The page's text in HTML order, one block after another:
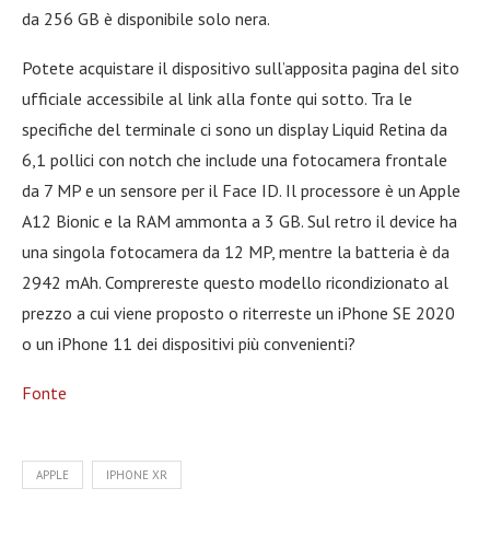
da 256 GB è disponibile solo nera.
Potete acquistare il dispositivo sull’apposita pagina del sito
ufficiale accessibile al link alla fonte qui sotto. Tra le
specifiche del terminale ci sono un display Liquid Retina da
6,1 pollici con notch che include una fotocamera frontale
da 7 MP e un sensore per il Face ID. Il processore è un Apple
A12 Bionic e la RAM ammonta a 3 GB. Sul retro il device ha
una singola fotocamera da 12 MP, mentre la batteria è da
2942 mAh. Comprereste questo modello ricondizionato al
prezzo a cui viene proposto o riterreste un iPhone SE 2020
o un iPhone 11 dei dispositivi più convenienti?
Fonte
APPLE IPHONE XR